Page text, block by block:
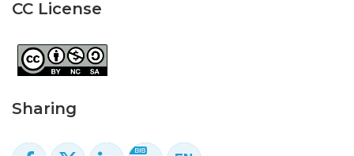
CC License
Sharing